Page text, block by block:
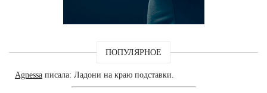
ПОПУЛЯРНОЕ
Agnessa писала: Ладони на краю подставки.